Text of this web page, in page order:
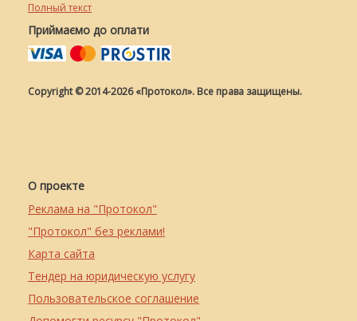
Полный текст
Приймаємо до оплати
Copyright © 2014-2026 «Протокол». Все права защищены.
О проекте
Реклама на "Протокол"
"Протокол" без реклами!
Карта сайта
Тендер на юридическую услугу
Пользовательское соглашение